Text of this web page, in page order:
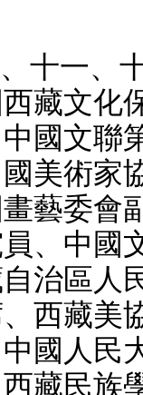
十一、
藏文化
國文聯
美術家
藝委會
、中國
治區人
西藏美
國人民
藏民族